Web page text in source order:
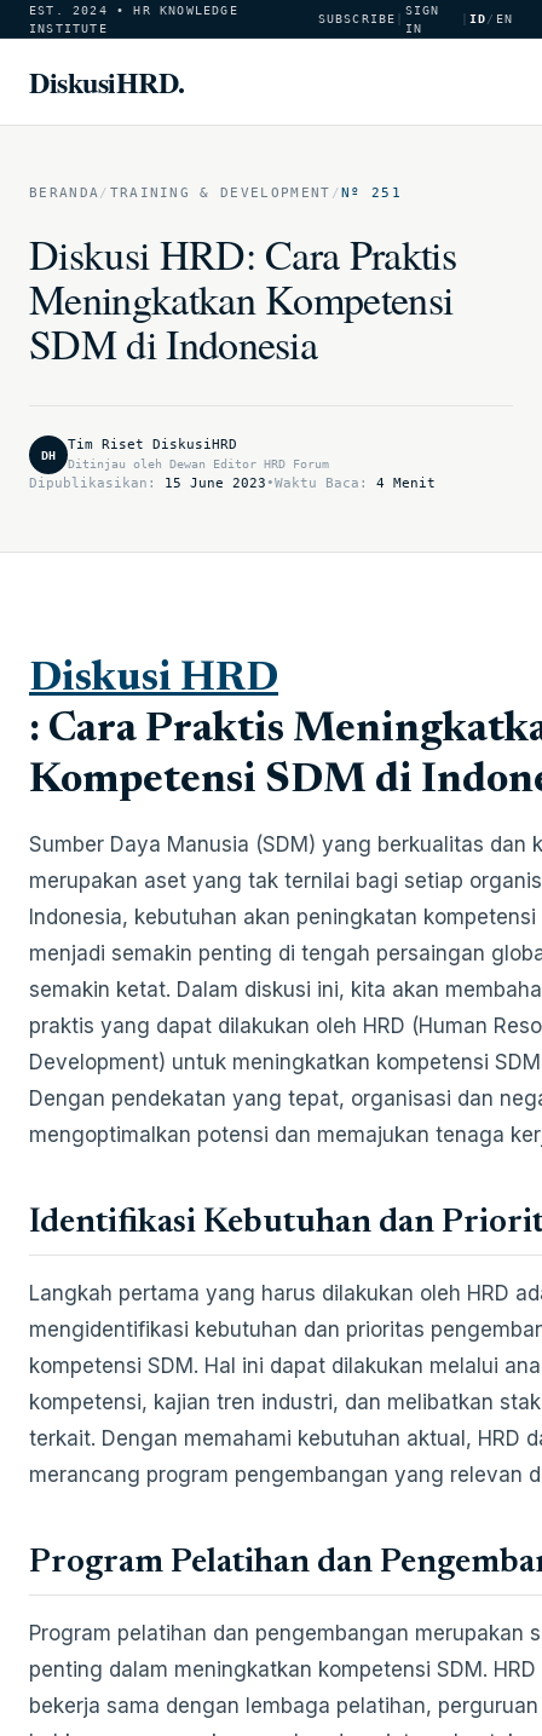
EST. 2024 • HR KNOWLEDGE
INSTITUTE
SUBSCRIBE
SIGN
IN
ID/ EN
DiskusiHRD.
BERANDA/ TRAINING & DEVELOPMENT /Nº 251
Diskusi HRD: Cara Praktis
Meningkatkan Kompetensi
SDM di Indonesia
DH
Tim Riset DiskusiHRD
Ditinjau oleh Dewan Editor HRD Forum
Dipublikasikan: 15 June 2023•Waktu Baca: 4 Menit
Diskusi HRD
: Cara Praktis
Kompetensi SDM di
Sumber Daya Manusia (SDM) yang berkualitas dan
merupakan aset yang tak ternilai bagi setiap
Indonesia, kebutuhan akan peningkatan kompetensi
menjadi semakin penting di tengah persaingan
semakin ketat. Dalam diskusi ini, kita akan
praktis yang dapat dilakukan oleh HRD (Human
Development) untuk meningkatkan kompetensi
Dengan pendekatan yang tepat, organisasi dan
mengoptimalkan potensi dan memajukan tenaga
Identifikasi Kebutuhan dan
Langkah pertama yang harus dilakukan oleh HRD
mengidentifikasi kebutuhan dan prioritas
kompetensi SDM. Hal ini dapat dilakukan melalui
kompetensi, kajian tren industri, dan melibatkan
terkait. Dengan memahami kebutuhan aktual, HRD
merancang program pengembangan yang relevan
Program Pelatihan dan
Program pelatihan dan pengembangan merupakan
penting dalam meningkatkan kompetensi SDM.
bekerja sama dengan lembaga pelatihan,